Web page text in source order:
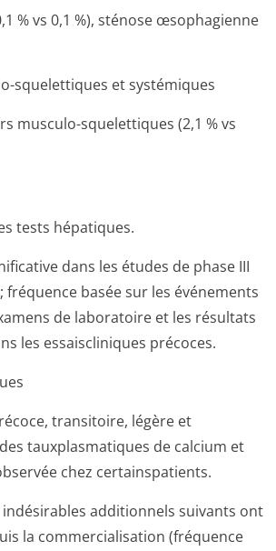
% vs 0,1 %), sténose œsophagienne
squelettiques et systémiques
musculo-squelettiques (2,1 % vs
tests hépatiques.
dans les études de phase III
basée sur les événements
de laboratoire et les résultats
les essaiscliniques précoces.
transitoire, légère et
tauxplasmatiques de calcium et
chez certainspatients.
indésirables additionnels suivants ont
la commercialisation (fréquence